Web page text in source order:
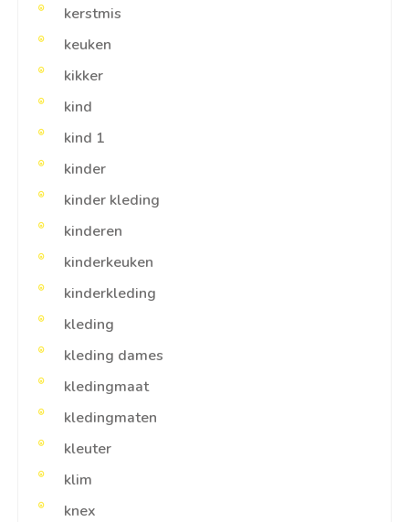
kerstmis
keuken
kikker
kind
kind 1
kinder
kinder kleding
kinderen
kinderkeuken
kinderkleding
kleding
kleding dames
kledingmaat
kledingmaten
kleuter
klim
knex